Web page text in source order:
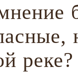
реке?